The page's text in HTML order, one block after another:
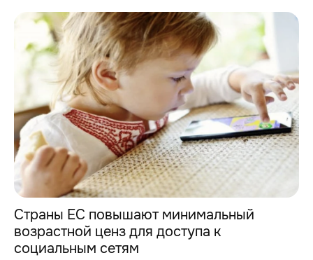
Страны ЕС повышают минимальный
возрастной ценз для доступа к
социальным сетям